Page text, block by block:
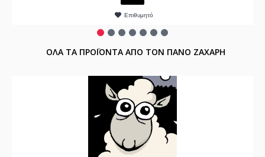
Επιθυμητό
ΟΛΑ ΤΑ ΠΡΟΪΟΝΤΑ ΑΠΟ ΤΟΝ ΠΑΝΟ ΖΑΧΑΡΗ